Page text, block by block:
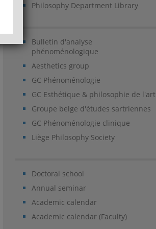
Philosophy Department Library
Bulletin d'analyse
phénoménologique
Aesthetics group
GC Phénoménologie
GC Esthétique & philosophie de l'art
Groupe belge d'études sartriennes
GC Phénoménologie clinique
Liège Philosophy Society
Doctoral school
Annual seminar
Academic calendar
Academic calendar (Faculty)